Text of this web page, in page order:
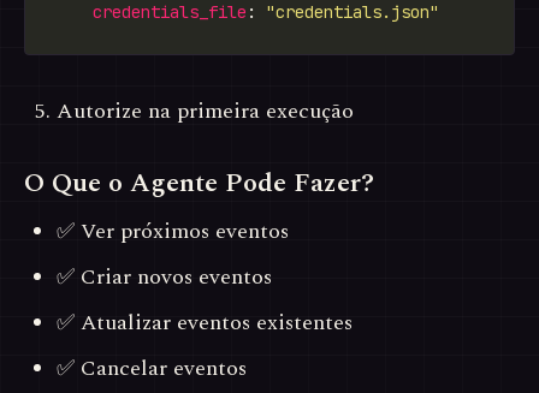
credentials_file : "credentials.json"
Autorize na primeira execução
O Que o Agente Pode Fazer?
✅ Ver próximos eventos
✅ Criar novos eventos
✅ Atualizar eventos existentes
✅ Cancelar eventos